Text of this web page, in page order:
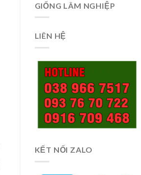
GIỐNG LÂM NGHIỆP
LIÊN HỆ
KẾT NỐI ZALO